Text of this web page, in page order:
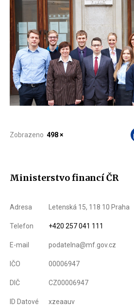
Zobrazeno 498 ×
Ministerstvo financí ČR
Adresa Letenská 15, 118 10 Praha
Telefon +420 257 041 111
E-mail podatelna@mf.gov.cz
IČO 00006947
DIČ CZ00006947
ID Datové
xzeaauv